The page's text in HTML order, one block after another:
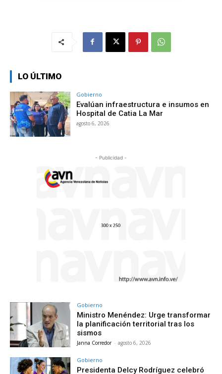
LO ÚLTIMO
Gobierno
Evalúan infraestructura e insumos en
Hospital de Catia La Mar
agosto 6, 2026
- Publicidad -
Gobierno
Ministro Menéndez: Urge transformar
la planificación territorial tras los
sismos
Janna Corredor - agosto 6, 2026
Gobierno
Presidenta Delcy Rodríguez celebró